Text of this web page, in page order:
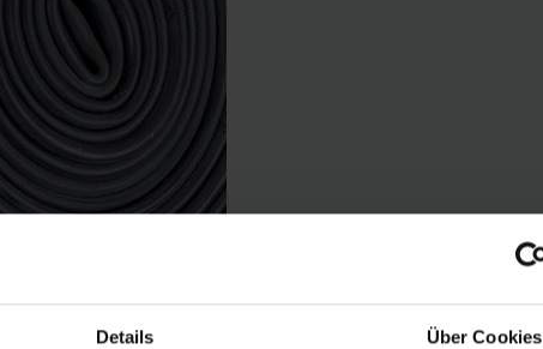
Details Über Cookies